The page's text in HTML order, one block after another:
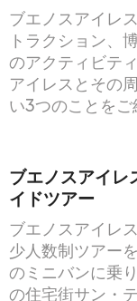
ブエノスアイレ
トラクション、
のアクティビテ
アイレスとその
い3つのことをご
ブエノスアイレ
イドツアー
ブエノスアイレ
少人数制ツアー
のミニバンに乗
の住宅街サン・